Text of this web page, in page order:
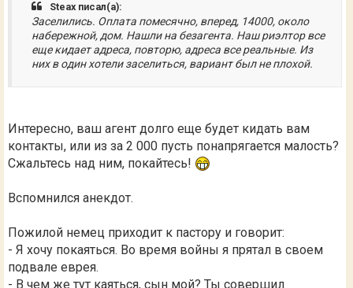
Steax писал(а):
Заселились. Оплата помесячно, вперед, 14000, около
набережной, дом. Нашли на безагента. Наш риэлтор все
еще кидает адреса, повторю, адреса все реальные. Из
них в один хотели заселиться, вариант был не плохой.
Интересно, ваш агент долго еще будет кидать вам
контакты, или из за 2 000 пусть понапрягается малость?
Сжальтесь над ним, покайтесь!
Вспомнился анекдот.
Пожилой немец приходит к пастору и говорит:
- Я хочу покаяться. Во время войны я прятал в своем
подвале еврея.
- В чем же тут каяться, сын мой? Ты совершил